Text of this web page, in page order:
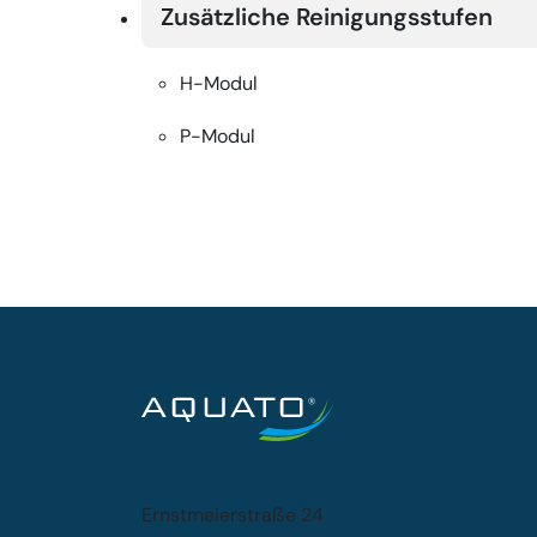
Zusätzliche Reinigungsstufen
H-Modul
P-Modul
Ernstmeierstraße 24